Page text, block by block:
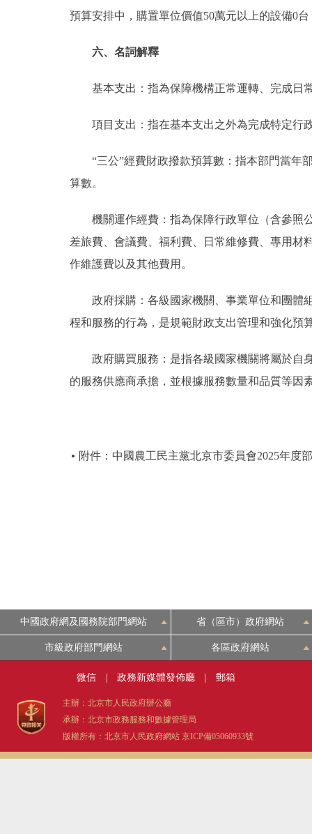
預算安排中，購置單位價值50萬元以上的設備0
六、名詞解釋
基本支出：指為保障機構正常運轉、完成日
項目支出：指在基本支出之外為完成特定行
“三公”經費財政撥款預算數：指本部門當年部
算數。
機關運作經費：指為保障行政單位（含參照公
差旅費、會議費、福利費、日常維修費、專用材
作維護費以及其他費用。
政府採購：各級國家機關、事業單位和團體組
程和服務的行為，是規範財政支出管理和強化預
政府購買服務：是指各級國家機關將屬於自身
的服務供應商承擔，並根據服務數量和品質等因
附件：中國農工民主黨北京市委員會2025年度
中國政府網及國務院部門網站 省（區市）政府網站
市級政府部門網站 各區政府網站
微信 | 政務新媒體發佈廳 | 郵箱
主辦：北京市人民政府辦公廳
承辦：北京市政務服務和數據管理局
版權所有：北京市人民政府網站 京ICP備05060933號